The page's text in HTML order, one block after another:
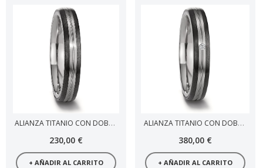
ALIANZA TITANIO CON DOBLE FRANJA CARBONO
230,00 €
+ AÑADIR AL CARRITO
ALIANZA TITANIO CON DOBLE FRANJA CARBONO DIAMANTES
380,00 €
+ AÑADIR AL CARRITO